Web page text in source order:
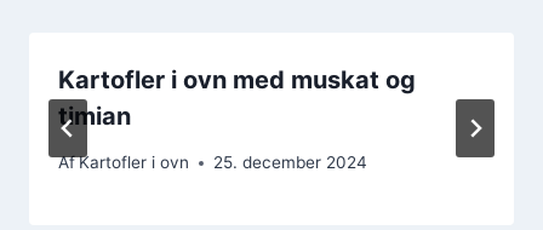
Kartofler i ovn med muskat og
timian
AfKartofler i ovn 25. december 2024